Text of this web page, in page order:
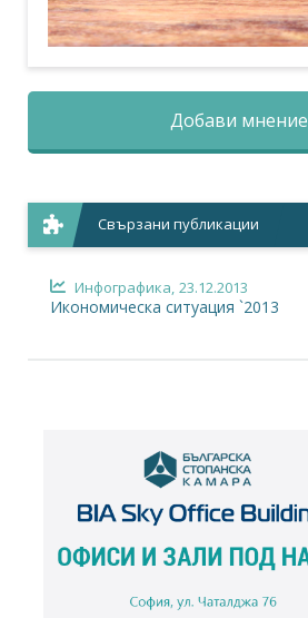
Добави мнение
Свързани публикации
Инфографика, 23.12.2013
Икономическа ситуация `2013